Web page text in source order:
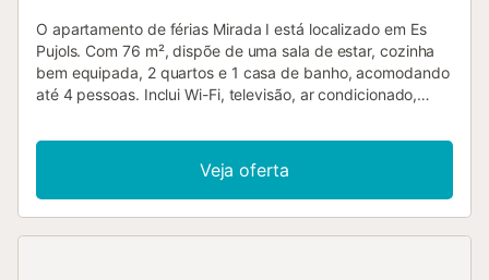
O apartamento de férias Mirada I está localizado em Es
Pujols. Com 76 m², dispõe de uma sala de estar, cozinha
bem equipada, 2 quartos e 1 casa de banho, acomodando
até 4 pessoas. Inclui Wi-Fi, televisão, ar condicionado,
varanda coberta privativa, perfeita para as tardes
tranquilas. A localização é excelente, a apenas 300 m da
praia e a 2,5 km da Torre de Sa Punta Prima. Não são
permitidos animais de estimação, fumar nem festas. O
Veja oferta